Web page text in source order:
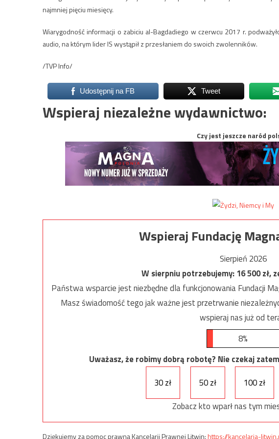
najmniej pięciu miesięcy.
Wiarygodność informacji o zabiciu al-Bagdadiego w czerwcu 2017 r.
audio, na którym lider IS wystąpił z przesłaniem do swoich zwolenników.
/TVP Info/
Udostępnij na FB Tweet
Wspieraj niezależne wydawnictwo:
Czy jest jeszcze naród
Wspieraj Fundację
Sierpień 2026
W sierpniu potrzebujemy:16 500zł,
Państwa wsparcie jest niezbędne dla funkcjonowania Fundacji
Masz świadomość tego jak ważne jest przetrwanie
wspieraj nas już od
8%
Uważasz, że robimy dobrą robotę? Nie czekaj
30 zł
50 zł 100 zł
Zobacz kto wparł nas tym
Dziękujemy za pomoc prawną Kancelarii Prawnej Litwin:https://kancelaria-